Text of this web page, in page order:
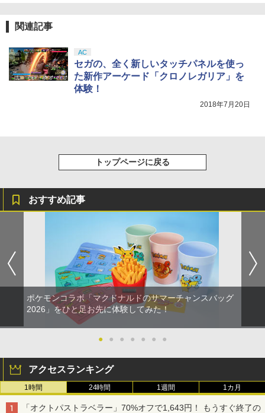
4
窩座再来 完全生産限定版 [Blu-ray]
￥8,698
巾着＋メーカー特典:【坤と離】二振りの
剣、十翼より来たる！スタジオ描き下ろ
関連記事
AC
セガの、全く新しいタッチパネルを使っ
た新作アーケード「クロノレガリア」を
体験！
2018年7月20日
トップページに戻る
おすすめ記事
ポケモンコラボ「マクドナルドのサマーチャンスバッグ
2026」をひと足お先に体験してみた！
● ● ● ● ● ● ●
アクセスランキング
1時間 24時間 1週間 1カ月
「オクトパストラベラー」70%オフで1,643円！ もうすぐ終了の